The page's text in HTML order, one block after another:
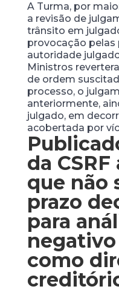
A Turma, por
a revisão de
trânsito em
provocação pelas
autoridade
Ministros
de ordem
processo, o
anteriormente,
julgado, em
acobertada por
da
que não
prazo
para
como